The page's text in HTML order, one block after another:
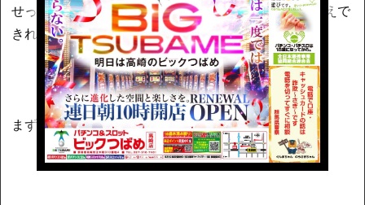
せっかくなんでコラム読んでくださる方に魅力をお伝えで
きればと。
まず言いたい事。。。